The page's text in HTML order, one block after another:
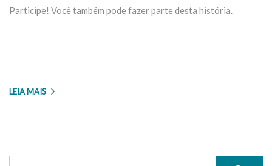
Participe! Você também pode fazer parte desta história.
LEIA MAIS